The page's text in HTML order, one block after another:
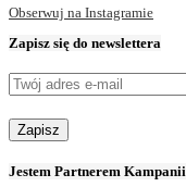
Obserwuj na Instagramie
Zapisz się do newslettera
Jestem Partnerem Kampanii